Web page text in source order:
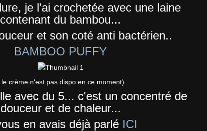
je l'ai crochetée avec une laine
contenant du bambou...
et son coté anti bactérien..
BAMBOO PUFFY
le crème n'est pas dispo en ce moment)
avec du 5... c'est un concentré de
douceur et de chaleur...
en avais déjà parlé ICI